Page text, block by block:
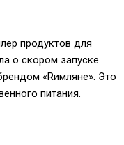
продуктов для
о скором запуске
«Rимляне». Это
питания.